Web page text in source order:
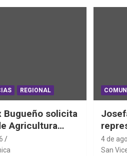
REGIONAL
Bugueño solicita
Agricultura
de las lluvias
O´Higgins
el
4 de
San